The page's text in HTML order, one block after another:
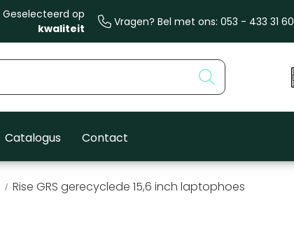
Geselecteerd op
kwaliteit
Vragen? Bel met ons: 053 - 433 31 60
Catalogus Contact
Rise GRS gerecyclede 15,6 inch laptophoes